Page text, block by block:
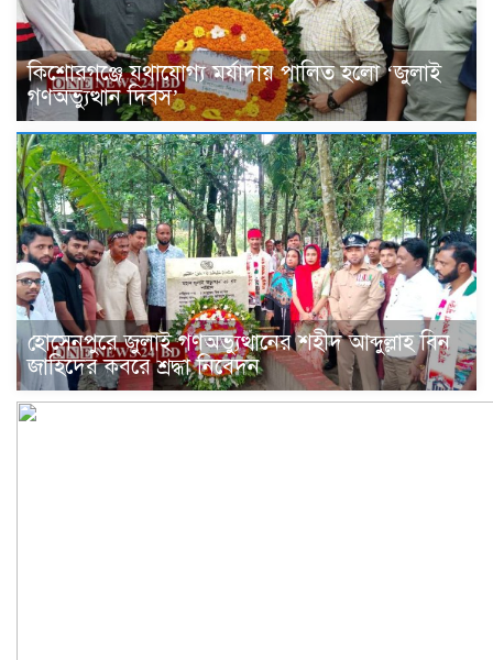
কিশোরগঞ্জে যথাযোগ্য মর্যাদায় পালিত হলো ‘জুলাই
গণঅভ্যুত্থান দিবস’
হোসেনপুরে জুলাই গণঅভ্যুত্থানের শহীদ আব্দুল্লাহ বিন
জাহিদের কবরে শ্রদ্ধা নিবেদন